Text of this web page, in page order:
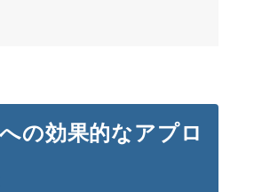
の効果的なアプロ